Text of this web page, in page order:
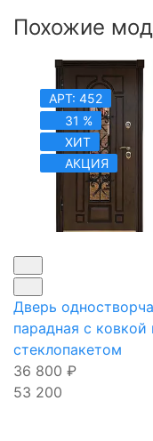
Похожие
АРТ: 452
31 %
ХИТ
АКЦИЯ
Дверь
парадная с ковкой
стеклопакетом
36 800 ₽
53 200